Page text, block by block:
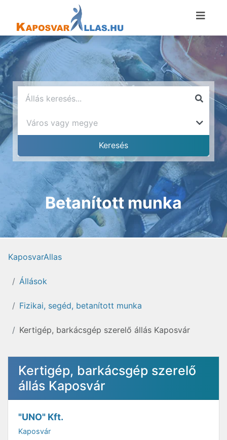
Betanított munka
KaposvarAllas
Állások
Fizikai, segéd, betanított munka
Kertigép, barkácsgép szerelő állás Kaposvár
Kertigép, barkácsgép szerelő
állás Kaposvár
"UNO" Kft.
Kaposvár